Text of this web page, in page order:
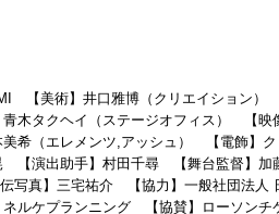
【美術】井口雅博（クリエイション
木タクヘイ（ステージオフィス） 【
美希（エレメンツ,アッシュ） 【電飾
【演出助手】村田千尋 【舞台監督】
写真】三宅祐介 【協力】一般社団法
ルケプランニング 【協賛】ローソンチ